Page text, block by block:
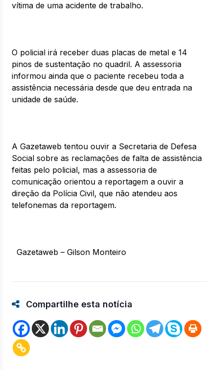
vítima de uma acidente de trabalho.
O policial irá receber duas placas de metal e 14
pinos de sustentação no quadril. A assessoria
informou ainda que o paciente recebeu toda a
assistência necessária desde que deu entrada na
unidade de saúde.
A Gazetaweb tentou ouvir a Secretaria de Defesa
Social sobre as reclamações de falta de assistência
feitas pelo policial, mas a assessoria de
comunicação orientou a reportagem a ouvir a
direção da Polícia Civil, que não atendeu aos
telefonemas da reportagem.
Gazetaweb – Gilson Monteiro
Compartilhe esta notícia